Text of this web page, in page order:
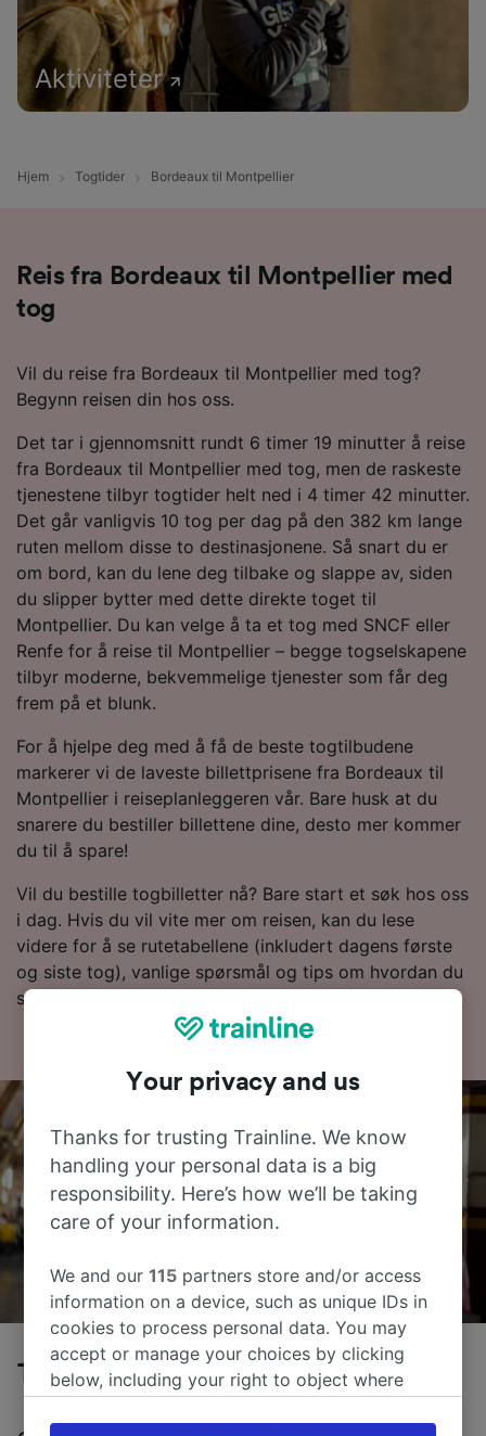
Aktiviteter
Hjem Togtider Bordeaux til Montpellier
Reis fra Bordeaux til Montpellier med
tog
Vil du reise fra Bordeaux til Montpellier med tog?
Begynn reisen din hos oss.
Det tar i gjennomsnitt rundt 6 timer 19 minutter å reise
fra Bordeaux til Montpellier med tog, men de raskeste
tjenestene tilbyr togtider helt ned i 4 timer 42 minutter.
Det går vanligvis 10 tog per dag på den 382 km lange
ruten mellom disse to destinasjonene. Så snart du er
om bord, kan du lene deg tilbake og slappe av, siden
du slipper bytter med dette direkte toget til
Montpellier. Du kan velge å ta et tog med SNCF eller
Renfe for å reise til Montpellier – begge togselskapene
tilbyr moderne, bekvemmelige tjenester som får deg
frem på et blunk.
For å hjelpe deg med å få de beste togtilbudene
markerer vi de laveste billettprisene fra Bordeaux til
Montpellier i reiseplanleggeren vår. Bare husk at du
snarere du bestiller billettene dine, desto mer kommer
du til å spare!
Vil du bestille togbilletter nå? Bare start et søk hos oss
i dag. Hvis du vil vite mer om reisen, kan du lese
videre for å se rutetabellene (inkludert dagens første
og siste tog), vanlige spørsmål og tips om hvordan du
sikrer deg billetter til en lav pris.
Tog fra Bordeaux til Montpellier
Your privacy and us
Thanks for trusting Trainline. We know
handling your personal data is a big
responsibility. Here’s how we’ll be taking
care of your information.
We and our115 partners store and/or access
information on a device, such as unique IDs in
cookies to process personal data. You may
accept or manage your choices by clicking
below, including your right to object where
the privacy policy page. These choices will be